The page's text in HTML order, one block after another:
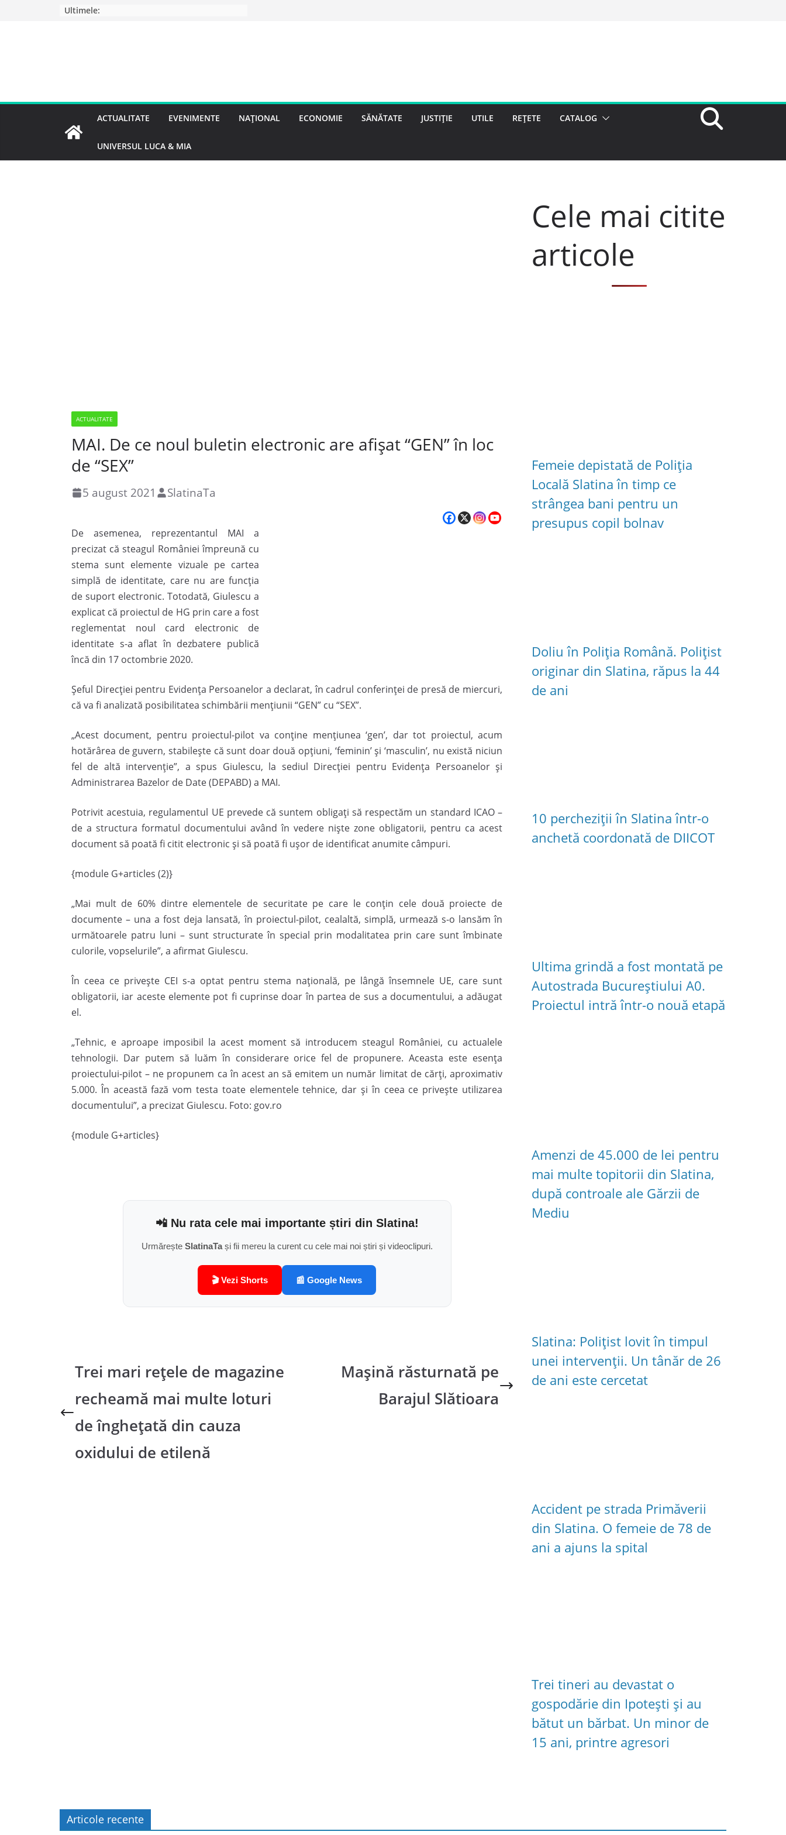
Ultimele:
ACTUALITATE EVENIMENTE NAȚIONAL ECONOMIE SĂNĂTATE JUSTIȚIE UTILE REȚETE CATALOG
UNIVERSUL LUCA & MIA
ACTUALITATE
MAI. De ce noul buletin electronic are afișat “GEN” în loc
de “SEX”
5 august 2021 SlatinaTa
De asemenea, reprezentantul MAI a
precizat că steagul României împreună cu
stema sunt elemente vizuale pe cartea
simplă de identitate, care nu are funcția
de suport electronic. Totodată, Giulescu a
explicat că proiectul de HG prin care a fost
reglementat noul card electronic de
identitate s-a aflat în dezbatere publică
încă din 17 octombrie 2020.
Șeful Direcției pentru Evidența Persoanelor a declarat, în cadrul conferinței de presă de miercuri,
că va fi analizată posibilitatea schimbării mențiunii “GEN” cu “SEX”.
„Acest document, pentru proiectul-pilot va conţine menţiunea ‘gen’, dar tot proiectul, acum
hotărârea de guvern, stabileşte că sunt doar două opţiuni, ‘feminin’ şi ‘masculin’, nu există niciun
fel de altă intervenţie”, a spus Giulescu, la sediul Direcţiei pentru Evidenţa Persoanelor şi
Administrarea Bazelor de Date (DEPABD) a MAI.
Potrivit acestuia, regulamentul UE prevede că suntem obligaţi să respectăm un standard ICAO –
de a structura formatul documentului având în vedere nişte zone obligatorii, pentru ca acest
document să poată fi citit electronic şi să poată fi uşor de identificat anumite câmpuri.
{module G+articles (2)}
„Mai mult de 60% dintre elementele de securitate pe care le conţin cele două proiecte de
documente – una a fost deja lansată, în proiectul-pilot, cealaltă, simplă, urmează s-o lansăm în
următoarele patru luni – sunt structurate în special prin modalitatea prin care sunt îmbinate
culorile, vopselurile”, a afirmat Giulescu.
În ceea ce priveşte CEI s-a optat pentru stema naţională, pe lângă însemnele UE, care sunt
obligatorii, iar aceste elemente pot fi cuprinse doar în partea de sus a documentului, a adăugat
el.
„Tehnic, e aproape imposibil la acest moment să introducem steagul României, cu actualele
tehnologii. Dar putem să luăm în considerare orice fel de propunere. Aceasta este esenţa
proiectului-pilot – ne propunem ca în acest an să emitem un număr limitat de cărţi, aproximativ
5.000. În această fază vom testa toate elementele tehnice, dar şi în ceea ce priveşte utilizarea
documentului”, a precizat Giulescu. Foto: gov.ro
{module G+articles}
📲 Nu rata cele mai importante știri din Slatina!
Urmărește SlatinaTași fii mereu la curent cu cele mai noi știri și videoclipuri.
🎬 Vezi Shorts 📰 Google News
Trei mari rețele de magazine
recheamă mai multe loturi
de înghețată din cauza
oxidului de etilenă
Mașină răsturnată pe
Barajul Slătioara
Cele mai citite
articole
Femeie depistată de Poliția
Locală Slatina în timp ce
strângea bani pentru un
presupus copil bolnav
Doliu în Poliția Română. Polițist
originar din Slatina, răpus la 44
de ani
10 percheziții în Slatina într-o
anchetă coordonată de DIICOT
Ultima grindă a fost montată pe
Autostrada Bucureștiului A0.
Proiectul intră într-o nouă etapă
Amenzi de 45.000 de lei pentru
mai multe topitorii din Slatina,
după controale ale Gărzii de
Mediu
Slatina: Polițist lovit în timpul
unei intervenții. Un tânăr de 26
de ani este cercetat
Accident pe strada Primăverii
din Slatina. O femeie de 78 de
ani a ajuns la spital
Trei tineri au devastat o
gospodărie din Ipotești și au
bătut un bărbat. Un minor de
15 ani, printre agresori
Articole recente